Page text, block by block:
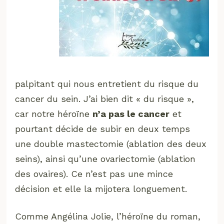
palpitant qui nous entretient du risque du
cancer du sein. J’ai bien dit « du risque »,
car notre héroïne n’a pas le cancer et
pourtant décide de subir en deux temps
une double mastectomie (ablation des deux
seins), ainsi qu’une ovariectomie (ablation
des ovaires). Ce n’est pas une mince
décision et elle la mijotera longuement.
Comme Angélina Jolie, l’héroïne du roman,